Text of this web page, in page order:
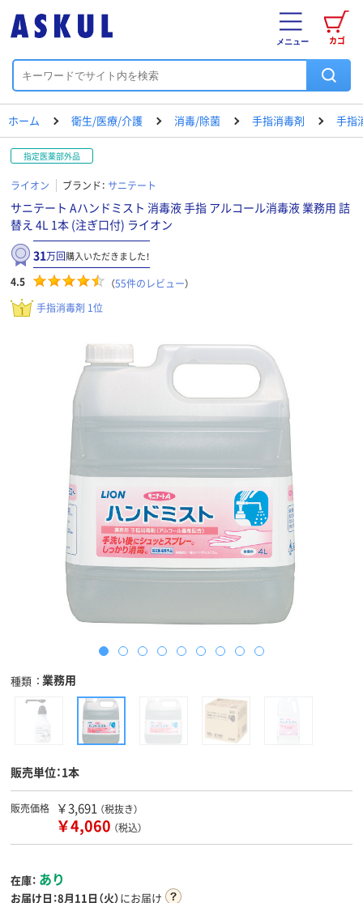
カゴ
メニュー
ホーム 衛生/医療/介護 消毒/除菌 手指消毒剤 手指
指定医薬部外品
ライオン ブランド： サニテート
サニテート Aハンドミスト 消毒液 手指 アルコール消毒液 業務用 詰
替え 4L 1本 (注ぎ口付) ライオン
31万回購入いただきました！
4.5 （55件のレビュー）
手指消毒剤 1位
種類 業務用
販売単位：1本
販売価格 ￥3,691 （税抜き）
￥4,060 （税込）
在庫： あり
お届け日：8月11日（火）にお届け